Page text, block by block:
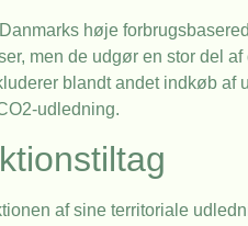
høje
men de udgør en stor del
blandt andet indkøb
udledning.
af sine territoriale